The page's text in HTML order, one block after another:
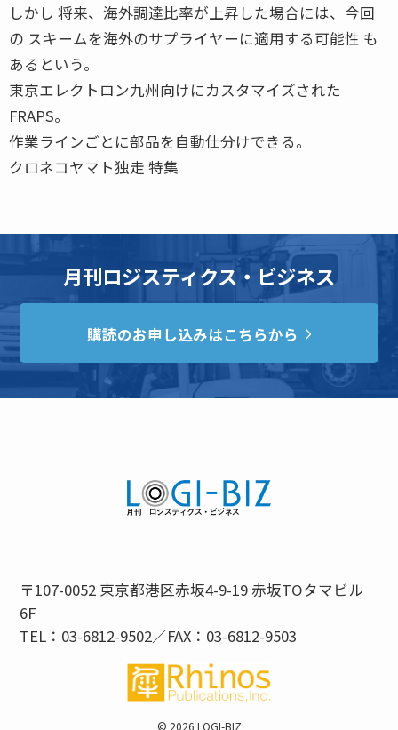
しかし 将来、海外調達比率が上昇した場合には、今回
の スキームを海外のサプライヤーに適用する可能性 も
あるという。
東京エレクトロン九州向けにカスタマイズされた
FRAPS。
作業ラインごとに部品を自動仕分けできる。
クロネコヤマト独走 特集
月刊ロジスティクス・ビジネス
購読のお申し込みはこちらから
〒107-0052 東京都港区赤坂4-9-19 赤坂TOタマビル
6F
TEL：03-6812-9502／FAX：03-6812-9503
© 2026 LOGI-BIZ